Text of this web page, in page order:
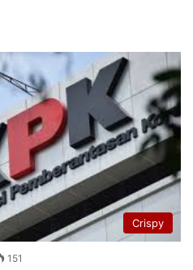
Crispy
151